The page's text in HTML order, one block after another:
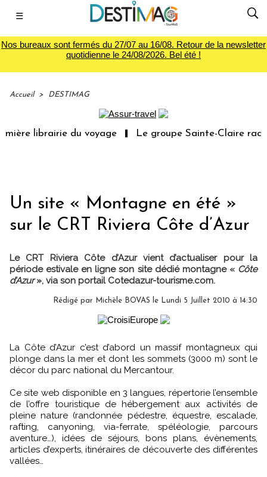
☰
Nos bureaux sont fermés du 27/07 au 16/08. Retour de la newsletter
quotidienne le 24/08/2026. Bel été !
Accueil > DESTIMAG
librairie du voyage Le groupe Sainte-Claire
Un site « Montagne en été »
sur le CRT Riviera Côte d’Azur
Le CRT Riviera Côte d’Azur vient d’actualiser pour la
période estivale en ligne son site dédié montagne « Côte
d’Azur», via son portail Cotedazur-tourisme.com.
Rédigé par Michèle BOVAS le Lundi 5 Juillet 2010 à 14:30
La Côte d’Azur c’est d’abord un massif montagneux qui
plonge dans la mer et dont les sommets (3000 m) sont le
décor du parc national du Mercantour.
Ce site web disponible en 3 langues, répertorie l’ensemble
de l’offre touristique de hébergement aux activités de
pleine nature (randonnée pédestre, équestre, escalade,
rafting, canyoning, via-ferrate, spéléologie, parcours
aventure…), idées de séjours, bons plans, évènements,
articles d’experts, itinéraires de découverte des différentes
vallées…